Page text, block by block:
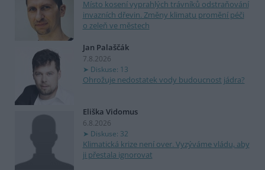
Místo kosení vyprahlých trávníků odstraňování
invazních dřevin. Změny klimatu promění péči
o zeleň ve městech
Jan Palaščák
7.8.2026
Diskuse: 13
Ohrožuje nedostatek vody budoucnost jádra?
Eliška Vidomus
6.8.2026
Diskuse: 32
Klimatická krize není over. Vyzýváme vládu, aby
ji přestala ignorovat